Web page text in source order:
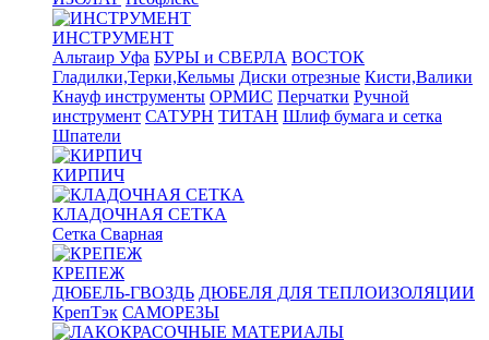
ИНСТРУМЕНТ
Альтаир Уфа БУРЫ и СВЕРЛА ВОСТОК
Гладилки,Терки,Кельмы Диски отрезные Кисти,Валики
Кнауф инструменты ОРМИС Перчатки Ручной
инструмент САТУРН ТИТАН Шлиф бумага и сетка
Шпатели
КИРПИЧ
КЛАДОЧНАЯ СЕТКА
Сетка Сварная
КРЕПЕЖ
ДЮБЕЛЬ-ГВОЗДЬ ДЮБЕЛЯ ДЛЯ ТЕПЛОИЗОЛЯЦИИ
КрепТэк САМОРЕЗЫ